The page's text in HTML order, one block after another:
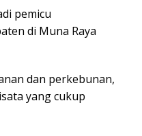
pemicu
di Muna Raya
dan perkebunan,
yang cukup